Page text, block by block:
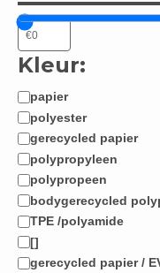
Kleur:
Materiaal:
papier
polyester
gerecycled papier
polypropyleen
polypropeen
bodygerecycled
TPE /polyamide
[]
gerecycled papier /